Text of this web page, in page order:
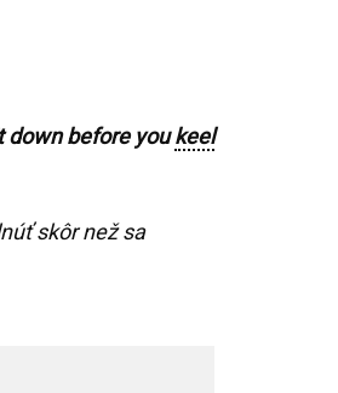
down before youkeel
skôr než sa